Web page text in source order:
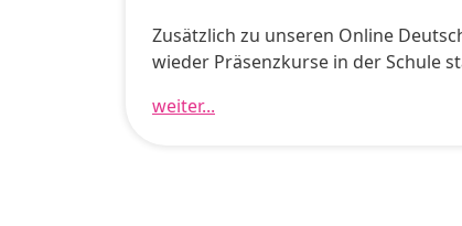
Zusätzlich zu unseren Online
wieder Präsenzkurse in der Schule
weiter...